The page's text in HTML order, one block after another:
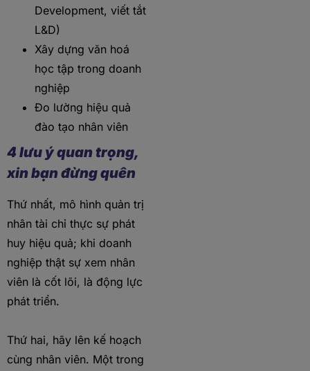
Development, viết tắt
L&D)
Xây dựng văn hoá
học tập trong doanh
nghiệp
Đo lường hiệu quả
đào tạo nhân viên
4 lưu ý quan trọng,
xin bạn đừng quên
Thứ nhất, mô hình quản trị
nhân tài chỉ thực sự phát
huy hiệu quả; khi doanh
nghiệp thật sự xem nhân
viên là cốt lõi, là động lực
phát triển.
Thứ hai, hãy lên kế hoạch
cùng nhân viên. Một trong